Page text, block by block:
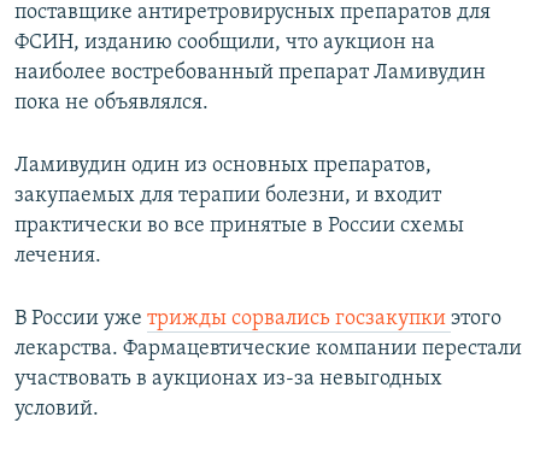
поставщике антиретровирусных препаратов для
ФСИН, изданию сообщили, что аукцион на
наиболее востребованный препарат Ламивудин
пока не объявлялся.
Ламивудин один из основных препаратов,
закупаемых для терапии болезни, и входит
практически во все принятые в России схемы
лечения.
В России уже трижды сорвались госзакупки этого
лекарства. Фармацевтические компании перестали
участвовать в аукционах из-за невыгодных
условий.